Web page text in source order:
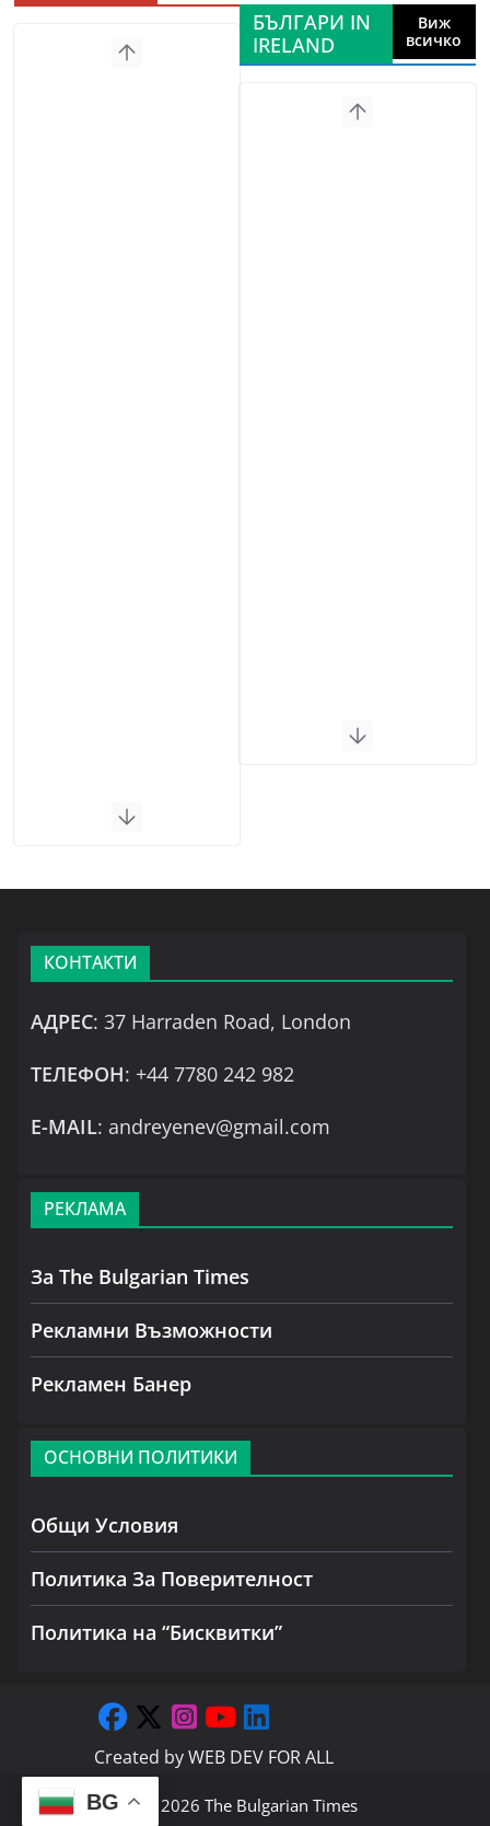
БЪЛГАРИ IN
IRELAND
Виж
всичко
КОНТАКТИ
АДРЕС: 37 Harraden Road, London
ТЕЛЕФОН: +44 7780 242 982
Е-MAIL: andreyenev@gmail.com
РЕКЛАМА
За The Bulgarian Times
Рекламни Възможности
Рекламен Банер
ОСНОВНИ ПОЛИТИКИ
Общи Условия
Политика За Поверителност
Политика на “Бисквитки”
Created byWEB DEV FOR ALL
Copyright © 2026 The Bulgarian Times
BG